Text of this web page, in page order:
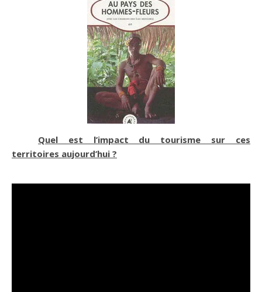
Quel est l’impact du tourisme sur ces
territoires aujourd’hui ?